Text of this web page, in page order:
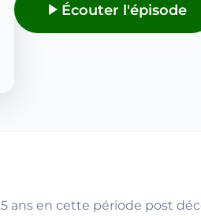
Écouter l'épisode
ans en cette période post